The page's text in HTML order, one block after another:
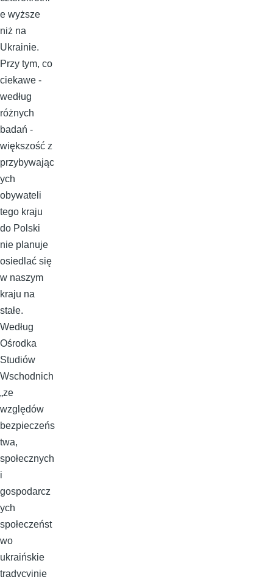
e wyższe
niż na
Ukrainie.
Przy tym, co
ciekawe -
według
różnych
badań -
większość z
przybywając
ych
obywateli
tego kraju
do Polski
nie planuje
osiedlać się
w naszym
kraju na
stałe.
Według
Ośrodka
Studiów
Wschodnich
„ze
względów
bezpieczeńs
twa,
społecznych
i
gospodarcz
ych
społeczeńst
wo
ukraińskie
tradycyjnie